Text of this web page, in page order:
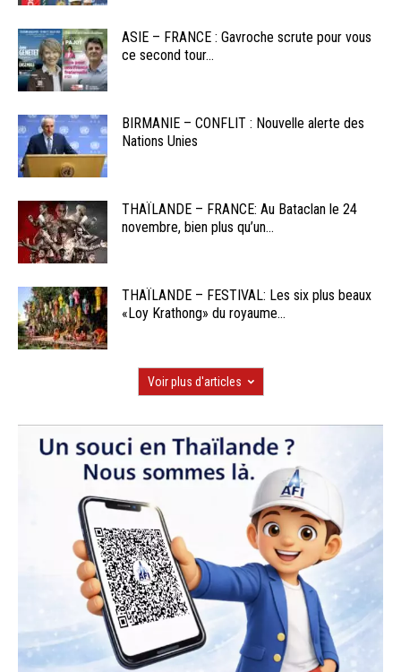
ASIE – FRANCE : Gavroche scrute pour vous
ce second tour...
BIRMANIE – CONFLIT : Nouvelle alerte des
Nations Unies
THAÏLANDE – FRANCE: Au Bataclan le 24
novembre, bien plus qu’un...
THAÏLANDE – FESTIVAL: Les six plus beaux
«Loy Krathong» du royaume...
Voir plus d'articles